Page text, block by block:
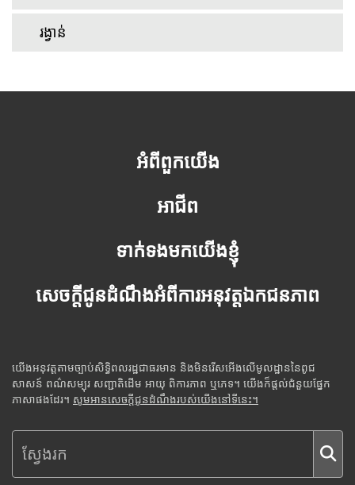
រង្វាន់
អំពីពួកយើង
អាជីព
ទាក់ទងមកយើងខ្ញុំ
សេចក្តីជូនដំណឹងអំពីការអនុវត្តឯកជនភាព
យើងអនុវត្តតាមច្បាប់សិទ្ធិពលរដ្ឋជាធរមាន និងមិនរើសអើងលើមូលដ្ឋាននៃពូជ
សាសន៍ ពណ៌សម្បុរ សញ្ជាតិដើម អាយុ ពិការភាព ឬភេទ។ យើងក៏ផ្តល់ជំនួយផ្នែក
ភាសាផងដែរ។ សូមអានសេចក្តីជូនដំណឹងរបស់យើងនៅទីនេះ។